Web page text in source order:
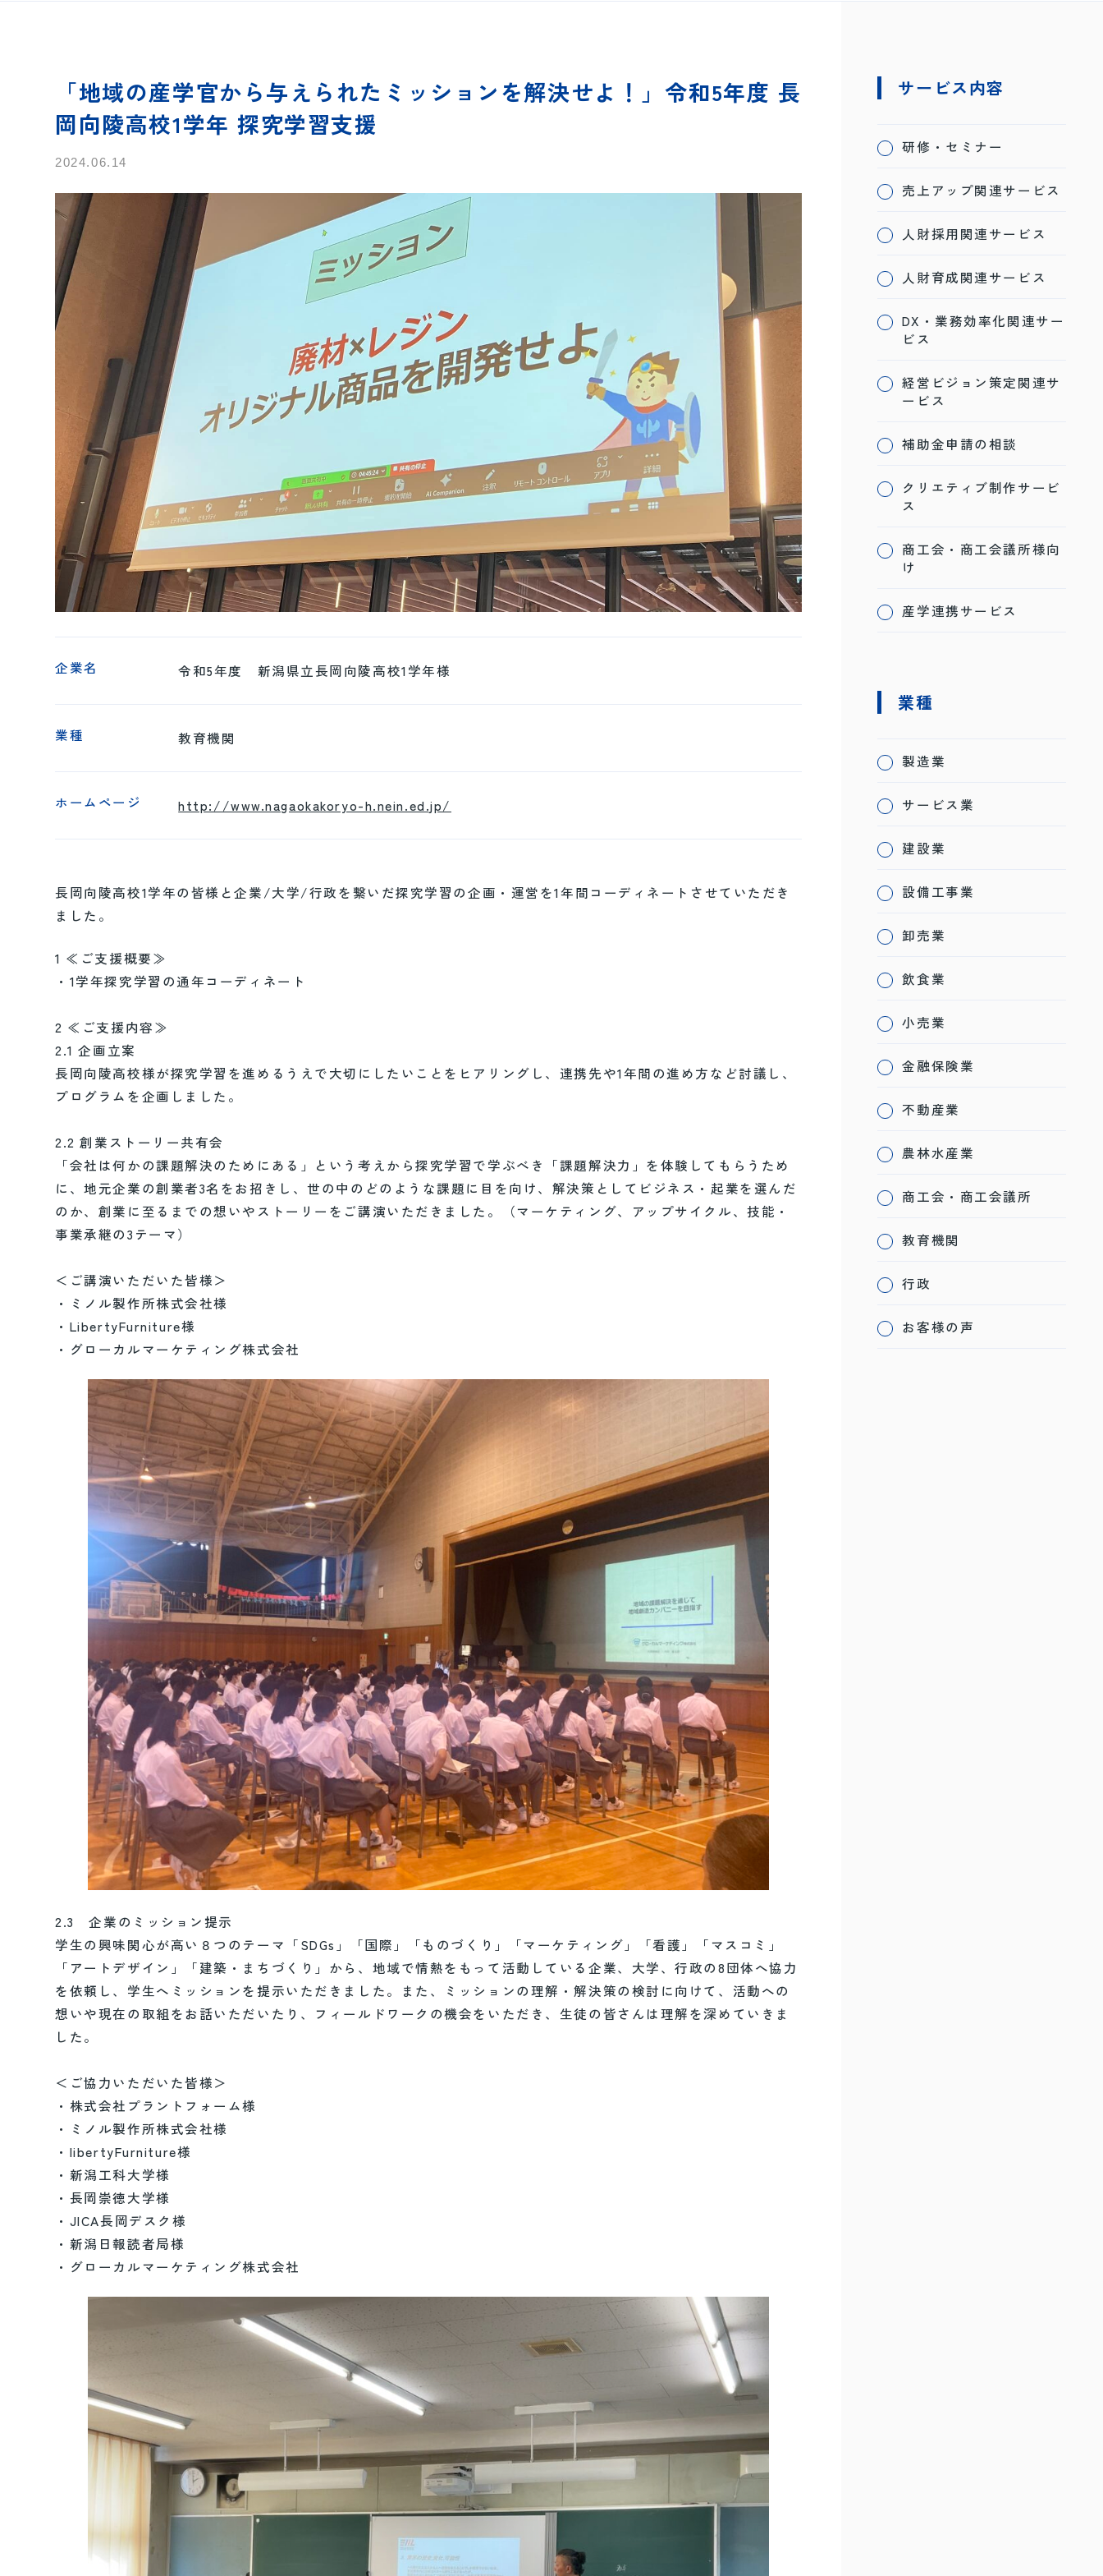
「地域の産学官から与えられたミッションを解決せよ！」令和5年度 長
岡向陵高校1学年 探究学習支援
2024.06.14
企業名 令和5年度 新潟県立長岡向陵高校1学年様
業種 教育機関
ホームページ http://www.nagaokakoryo-h.nein.ed.jp/
長岡向陵高校1学年の皆様と企業/大学/行政を繋いだ探究学習の企画・運営を1年間コーディネートさせていただき
ました。
1 ≪ご支援概要≫
・1学年探究学習の通年コーディネート
2 ≪ご支援内容≫
2.1 企画立案
長岡向陵高校様が探究学習を進めるうえで大切にしたいことをヒアリングし、連携先や1年間の進め方など討議し、
プログラムを企画しました。
2.2 創業ストーリー共有会
「会社は何かの課題解決のためにある」という考えから探究学習で学ぶべき「課題解決力」を体験してもらうため
に、地元企業の創業者3名をお招きし、世の中のどのような課題に目を向け、解決策としてビジネス・起業を選んだ
のか、創業に至るまでの想いやストーリーをご講演いただきました。（マーケティング、アップサイクル、技能・
事業承継の3テーマ）
＜ご講演いただいた皆様＞
・ミノル製作所株式会社様
・LibertyFurniture様
・グローカルマーケティング株式会社
2.3 企業のミッション提示
学生の興味関心が高い８つのテーマ「SDGs」「国際」「ものづくり」「マーケティング」「看護」「マスコミ」
「アートデザイン」「建築・まちづくり」から、地域で情熱をもって活動している企業、大学、行政の8団体へ協力
を依頼し、学生へミッションを提示いただきました。また、ミッションの理解・解決策の検討に向けて、活動への
想いや現在の取組をお話いただいたり、フィールドワークの機会をいただき、生徒の皆さんは理解を深めていきま
した。
＜ご協力いただいた皆様＞
・株式会社プラントフォーム様
・ミノル製作所株式会社様
・libertyFurniture様
・新潟工科大学様
・長岡崇徳大学様
・JICA長岡デスク様
・新潟日報読者局様
・グローカルマーケティング株式会社
サービス内容
研修・セミナー
売上アップ関連サービス
人財採用関連サービス
人財育成関連サービス
DX・業務効率化関連サー
ビス
経営ビジョン策定関連サ
ービス
補助金申請の相談
クリエティブ制作サービ
ス
商工会・商工会議所様向
け
産学連携サービス
業種
製造業
サービス業
建設業
設備工事業
卸売業
飲食業
小売業
金融保険業
不動産業
農林水産業
商工会・商工会議所
教育機関
行政
お客様の声